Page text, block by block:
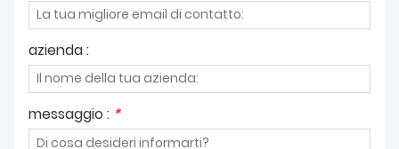
azienda :
messaggio : *